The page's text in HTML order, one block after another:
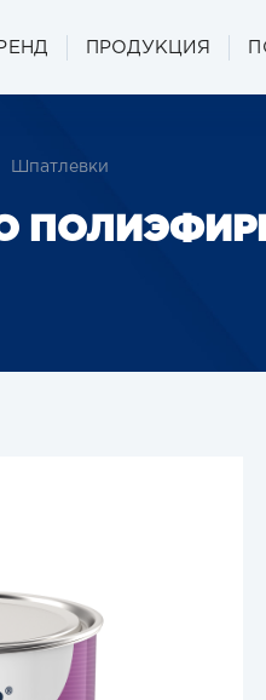
ПРОДУКЦИЯ
Шпатлевки